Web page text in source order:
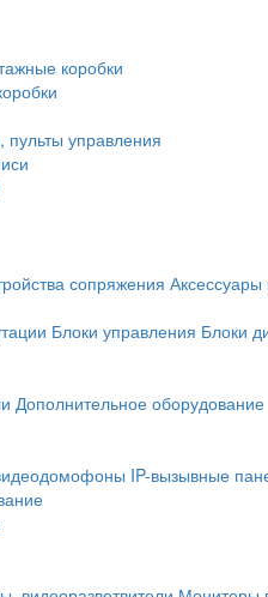
коробки
пульты управления
сопряжения
Блоки управления Блоки
Дополнительное оборудование
IP-вызывные